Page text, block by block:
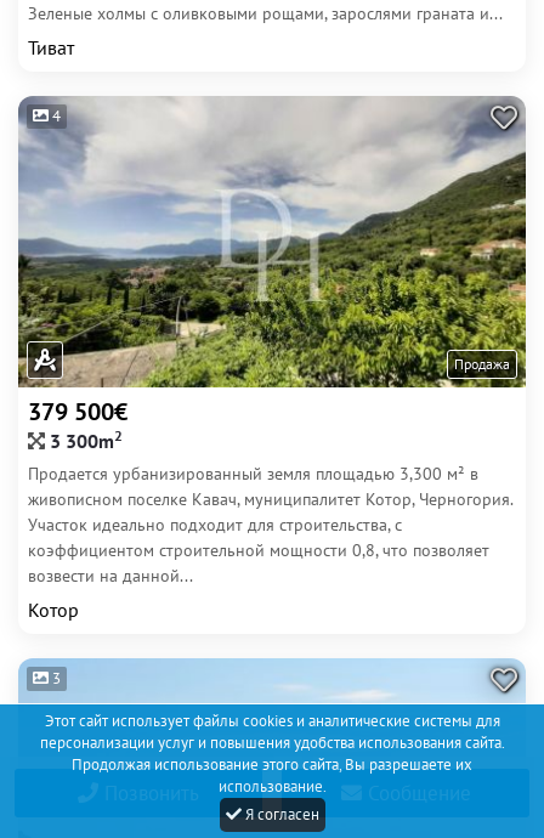
Этот сайт использует файлы cookies и аналитические системы для
персонализации услуг и повышения удобства использования сайта.
Продолжая использование этого сайта, Вы разрешаете их
использование.
Я согласен
Зеленые холмы с оливковыми рощами, зарослями граната и...
Тиват
4
Продажа
379 500€
3 300m2
Продается урбанизированный земля площадью 3,300 м² в
живописном поселке Кавач, муниципалитет Котор, Черногория.
Участок идеально подходит для строительства, с
коэффициентом строительной мощности 0,8, что позволяет
возвести на данной...
Котор
3
Позвонить Сообщение